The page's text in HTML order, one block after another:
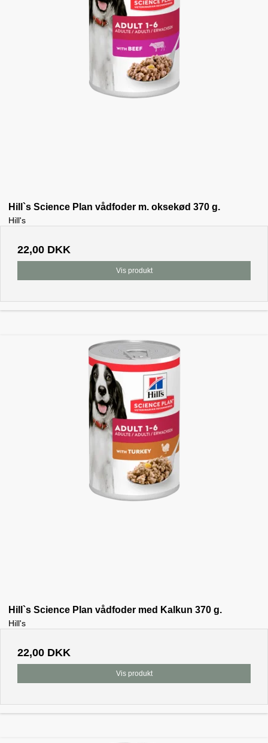
Hill`s Science Plan vådfoder m. oksekød 370 g.
Hill's
22,00 DKK
Vis produkt
Hill`s Science Plan vådfoder med Kalkun 370 g.
Hill's
22,00 DKK
Vis produkt